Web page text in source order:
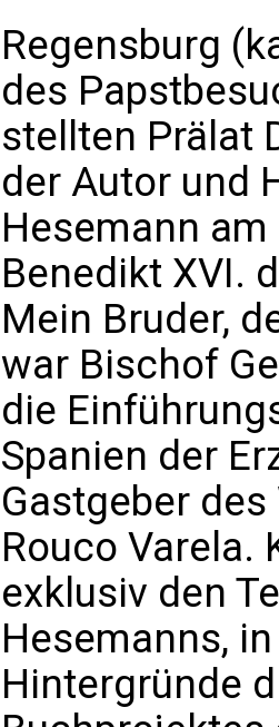
Regensburg
des
stellten Prälat
der Autor und
Hesemann am
Benedikt
Mein Bruder,
war Bischof
die
Spanien der
Gastgeber
Rouco Varela.
exklusiv den
Hesemanns,
Hintergründe